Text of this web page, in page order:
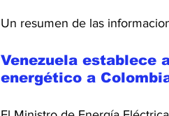
Un resumen de las
Venezuela establece
energético a